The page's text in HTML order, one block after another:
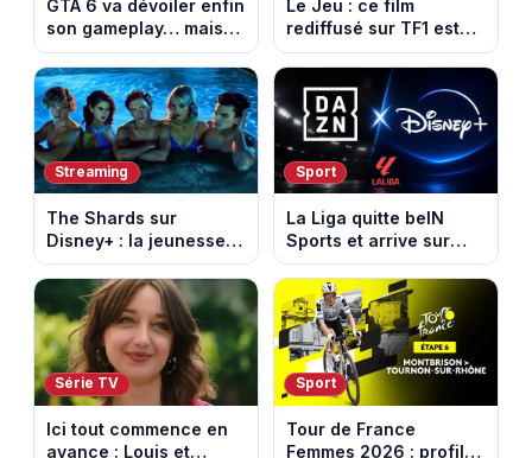
GTA 6 va dévoiler enfin
son gameplay… mais
d’abord sur Netflix
Le Jeu : ce film
rediffusé sur TF1 est
adapté d’un succès
italien devenu un
phénomène mondial
Streaming
The Shards sur
Disney+ : la jeunesse
dorée de Los Angeles
face à un tueur dans
les années 80
Sport
La Liga quitte beIN
Sports et arrive sur
DAZN et Disney+ en
France
Série TV
Ici tout commence en
avance : Louis et
Sport
Tour de France
Femmes 2026 : profil